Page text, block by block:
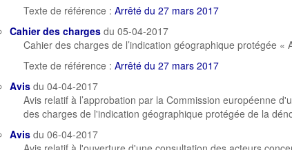
Texte de référence : Arrêté du 27 mars 2017
Cahier des charges du 05-04-2017
Cahier des charges de l’indication géographique protégée «
Texte de référence : Arrêté du 27 mars 2017
Avis du 04-04-2017
Avis relatif à l’approbation par la Commission européenne
des charges de l'indication géographique protégée de la
Avis du 06-04-2017